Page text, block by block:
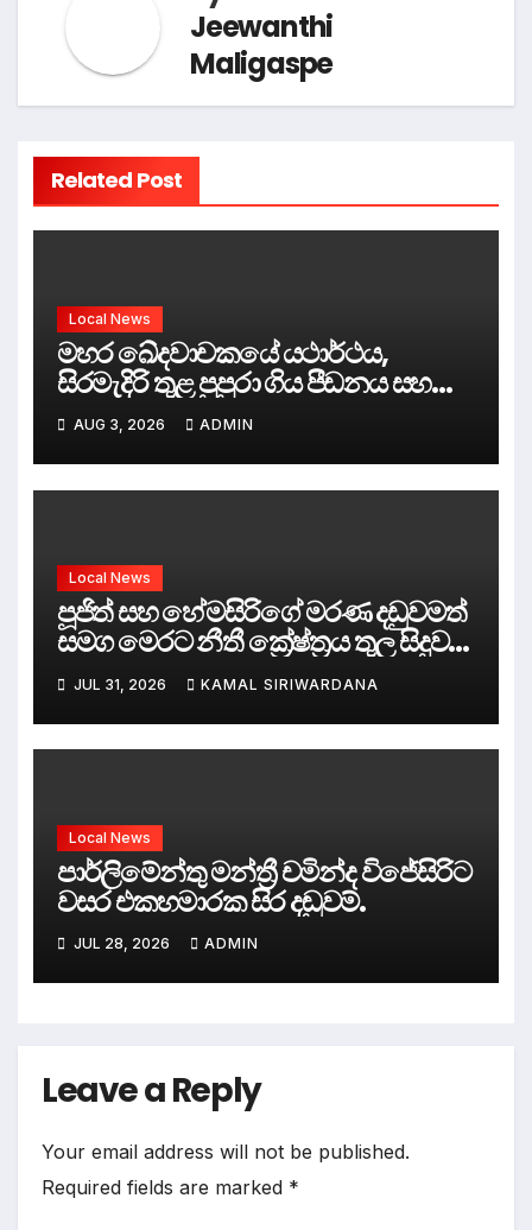
Jeewanthi
Maligaspe
Related Post
Local News
මහර ඛේදවාචකයේ යථාර්ථය,
සිරමැදිරි තුළ පුපුරා ගිය පීඩනය සහ
පලිගැනීමේ දේශපාලනය
AUG 3, 2026 ADMIN
Local News
පූජිත් සහ හේමසිරිගේ මරණ දඩුවමත්
සමග මෙරට නීතී ක්‍රේෂ්ත්‍රය තුල සිදුව
ඇත්තේ කුමක්ද ?
JUL 31, 2026 KAMAL SIRIWARDANA
Local News
පාර්ලිමේන්තු මන්ත්‍රී චමින්ද විජේසිරිට
වසර එකහමාරක සිර දඬුවම්.
JUL 28, 2026 ADMIN
Leave a Reply
Your email address will not be published.
Required fields are marked *